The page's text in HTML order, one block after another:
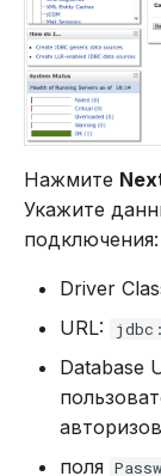
Нажмите
Укажите
подключения:
Driver
URL:
Database
поля